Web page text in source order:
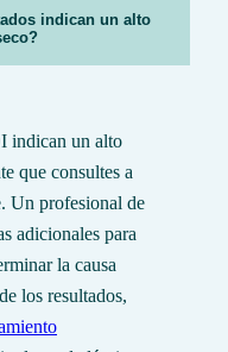
indican un alto
indican un alto
que consultes a
Un profesional de
adicionales para
la causa
los resultados,